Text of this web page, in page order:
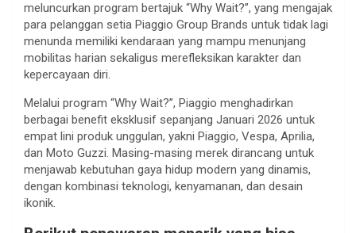
meluncurkan program bertajuk “Why Wait?”, yang mengajak
para pelanggan setia Piaggio Group Brands untuk tidak lagi
menunda memiliki kendaraan yang mampu menunjang
mobilitas harian sekaligus merefleksikan karakter dan
kepercayaan diri.
Melalui program “Why Wait?”, Piaggio menghadirkan
berbagai benefit eksklusif sepanjang Januari 2026 untuk
empat lini produk unggulan, yakni Piaggio, Vespa, Aprilia,
dan Moto Guzzi. Masing-masing merek dirancang untuk
menjawab kebutuhan gaya hidup modern yang dinamis,
dengan kombinasi teknologi, kenyamanan, dan desain
ikonik.